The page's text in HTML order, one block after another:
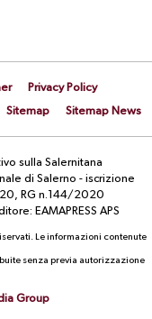
Privacy Policy
Sitemap Sitemap News
sulla Salernitana
di Salerno - iscrizione
RG n.144/2020
EAMAPRESS APS
Le informazioni contenute
senza previa autorizzazione
Group